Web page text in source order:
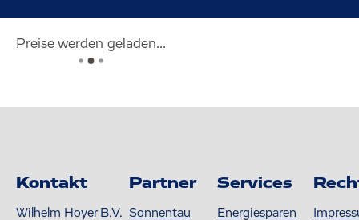
Preise werden geladen...
Kontakt
Wilhelm Hoyer B.V.
Partner
Sonnentau
Services
Energiesparen